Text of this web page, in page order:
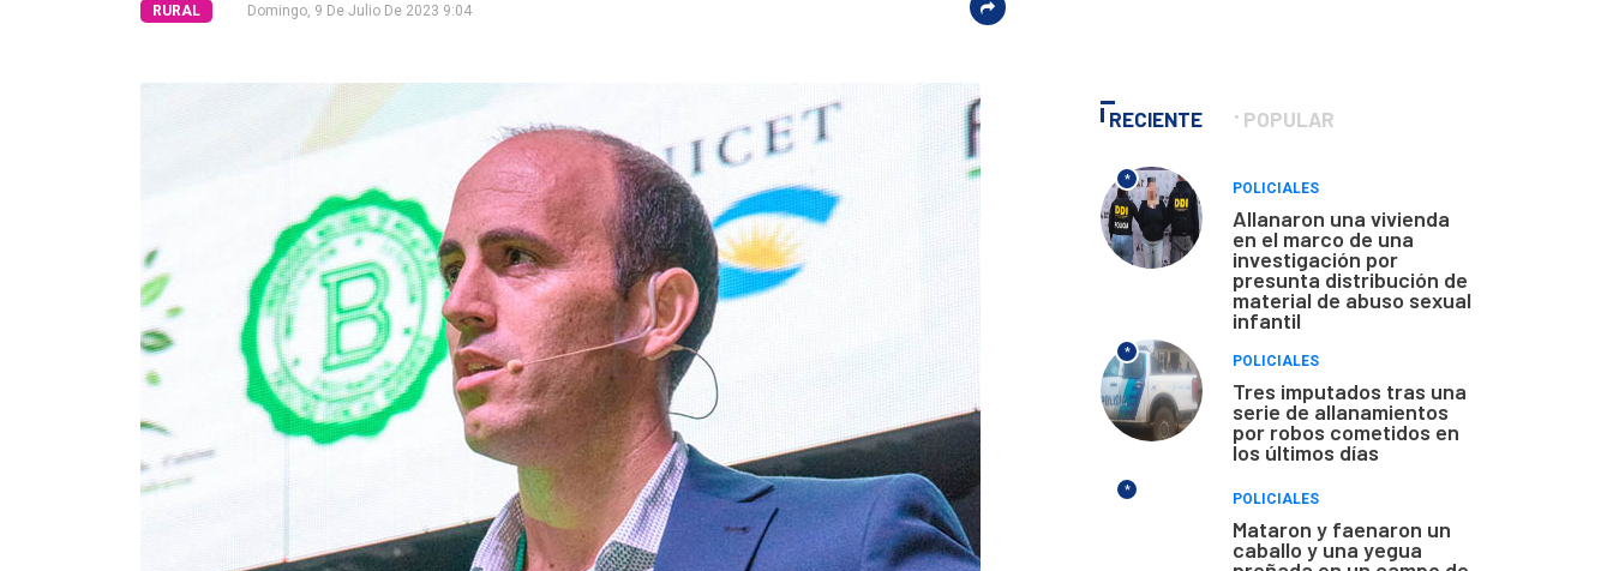
Fúnebres
Contacto
RURAL Domingo, 9 De Julio De 2023 9:04
RECIENTE POPULAR
*
POLICIALES
Allanaron una vivienda
en el marco de una
investigación por
presunta distribución de
material de abuso sexual
infantil
*
POLICIALES
Tres imputados tras una
serie de allanamientos
por robos cometidos en
los últimos días
*
POLICIALES
Mataron y faenaron un
caballo y una yegua